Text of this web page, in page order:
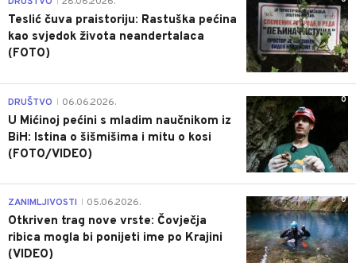
Teslić čuva praistoriju: Rastuška pećina
kao svjedok života neandertalaca
(FOTO)
0
DRUŠTVO 06.06.2026.
U Mićinoj pećini s mladim naučnikom iz
BiH: Istina o šišmišima i mitu o kosi
(FOTO/VIDEO)
0
ZANIMLJIVOSTI 05.06.2026.
Otkriven trag nove vrste: Čovječja
ribica mogla bi ponijeti ime po Krajini
(VIDEO)